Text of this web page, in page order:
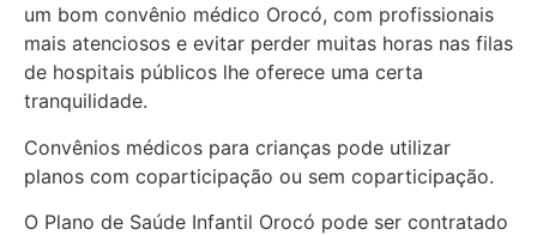
um bom convênio médico Orocó, com profissionais
mais atenciosos e evitar perder muitas horas nas filas
de hospitais públicos lhe oferece uma certa
tranquilidade.
Convênios médicos para crianças pode utilizar
planos com coparticipação ou sem coparticipação.
O Plano de Saúde Infantil Orocó pode ser contratado